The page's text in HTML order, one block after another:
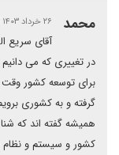
محمد ۲۶ خرداد ۱۴۰۳ | ۱۶:۵۲
آقای سریع
در تغییری که می
برای توسعه کشور وقت
گرفته و به کشوری
همیشه گفته اند که
کشور و سیستم و